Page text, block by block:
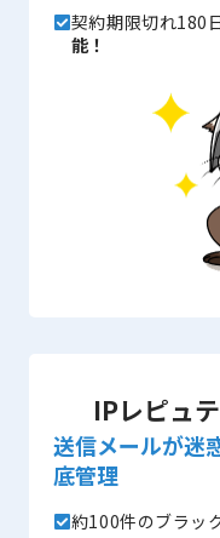
契約期限切れ180
能！
IPレピュ
送信メールが迷
底管理
約100件のブラッ